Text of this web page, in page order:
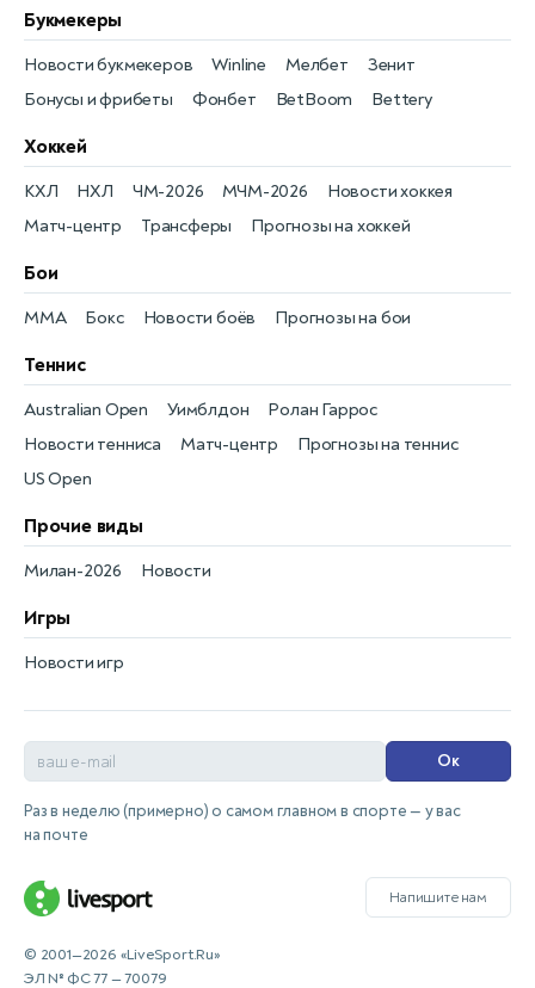
Букмекеры
Бонусы и фрибеты
Новости букмекеров
Фонбет
Winline
BetBoom
Мелбет
Bettery
Зенит
Хоккей
Новости хоккея
КХЛ
Матч-центр
НХЛ
Трансферы
ЧМ-2026
Прогнозы на хоккей
МЧМ-2026
Бои
Новости боёв
MMA Прогнозы на бои
Бокс
Теннис
Новости тенниса
Australian Open
Матч-центр
Уимблдон
Прогнозы на теннис
Ролан Гаррос
US Open
Прочие виды
Новости
Милан-2026
Игры
Новости игр
Ок
Раз в неделю (примерно) о самом главном в спорте — у вас
на почте
Напишите нам
© 2001—2026 «LiveSport.Ru»
ЭЛ № ФС 77 — 70079